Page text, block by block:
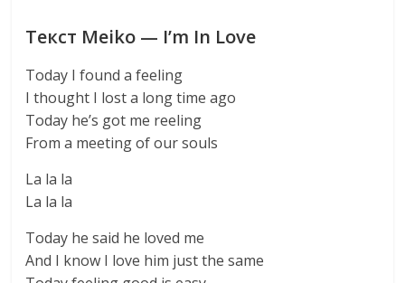
Текст Meiko — I’m In Love
Today I found a feeling
I thought I lost a long time ago
Today he’s got me reeling
From a meeting of our souls
La la la
La la la
Today he said he loved me
And I know I love him just the same